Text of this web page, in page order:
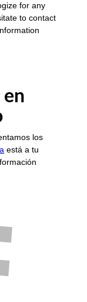
for any
to contact
en
los
está a tu